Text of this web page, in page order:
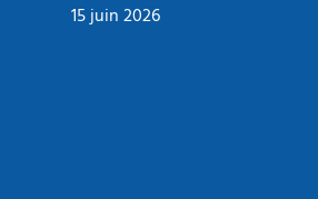
15 juin 2026